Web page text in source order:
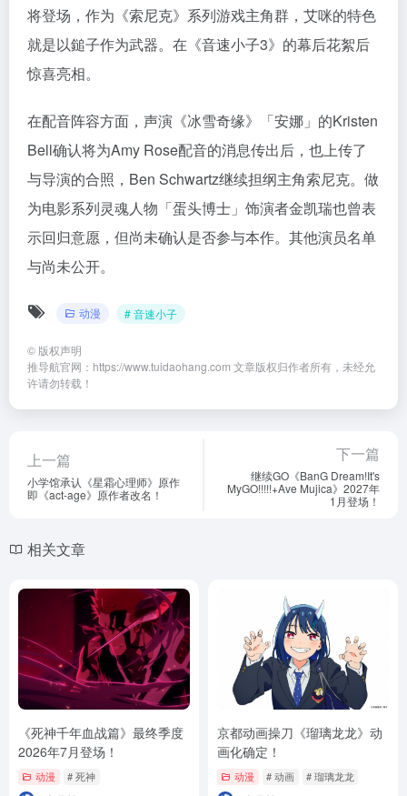
将登场，作为《索尼克》系列游戏主角群，艾咪的特色
就是以鎚子作为武器。在《音速小子3》的幕后花絮后
惊喜亮相。
在配音阵容方面，声演《冰雪奇缘》「安娜」的Kristen
Bell确认将为Amy Rose配音的消息传出后，也上传了
与导演的合照，Ben Schwartz继续担纲主角索尼克。做
为电影系列灵魂人物「蛋头博士」饰演者金凯瑞也曾表
示回归意愿，但尚未确认是否参与本作。其他演员名单
与尚未公开。
动漫 # 音速小子
© 版权声明
推导航官网：https://www.tuidaohang.com 文章版权归作者所有，未经允
许请勿转载！
上一篇
小学馆承认《星霜心理师》原作
即《act-age》原作者改名！
下一篇
继续GO《BanG Dream!It's
MyGO!!!!!+Ave Mujica》2027年
1月登场！
相关文章
《死神千年血战篇》最终季度
2026年7月登场！
动漫 # 死神
京都动画操刀《瑠璃龙龙》动
画化确定！
动漫 # 动画 # 瑠璃龙龙